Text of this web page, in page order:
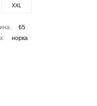
XXL
65
норка